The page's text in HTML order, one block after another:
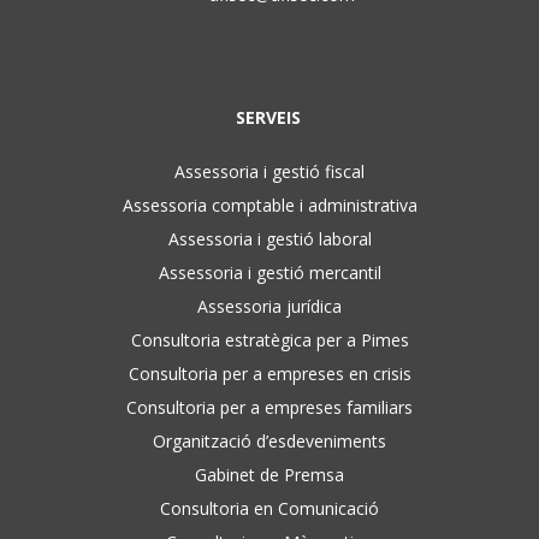
SERVEIS
Assessoria i gestió fiscal
Assessoria comptable i administrativa
Assessoria i gestió laboral
Assessoria i gestió mercantil
Assessoria jurídica
Consultoria estratègica per a Pimes
Consultoria per a empreses en crisis
Consultoria per a empreses familiars
Organització d’esdeveniments
Gabinet de Premsa
Consultoria en Comunicació